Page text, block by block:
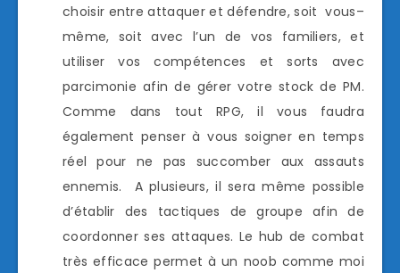
choisir entre attaquer et défendre, soit vous–
même, soit avec l’un de vos familiers, et
utiliser vos compétences et sorts avec
parcimonie afin de gérer votre stock de PM.
Comme dans tout RPG, il vous faudra
également penser à vous soigner en temps
réel pour ne pas succomber aux assauts
ennemis. A plusieurs, il sera même possible
d’établir des tactiques de groupe afin de
coordonner ses attaques. Le hub de combat
très efficace permet à un noob comme moi